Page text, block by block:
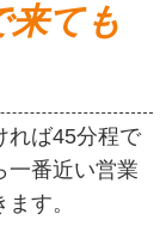
来ても
れば45分程で
一番近い営業
す。